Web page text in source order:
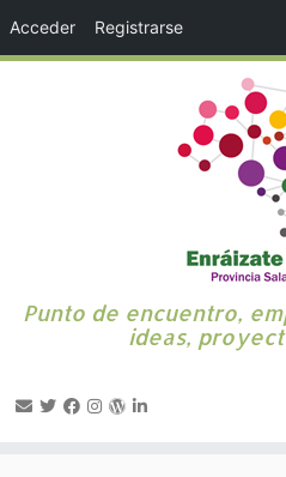
Punto de encuentro,
ideas,
Acceder Registrarse